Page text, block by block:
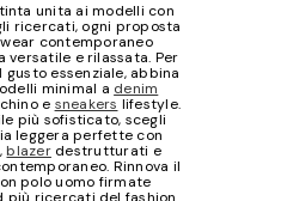
unita ai modelli con
ricercati, ogni proposta
contemporaneo
versatile e rilassata. Per
essenziale, abbina
minimal a denim
e sneakers lifestyle.
più sofisticato, scegli
leggera perfette con
blazerdestrutturati e
Rinnova il
polo uomo firmate